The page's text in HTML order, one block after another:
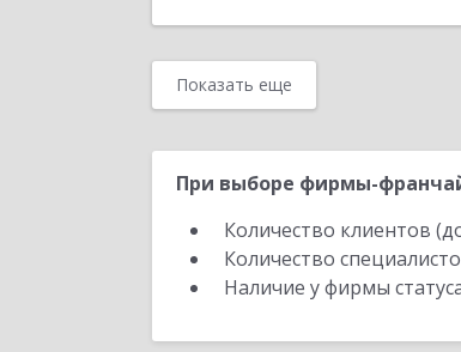
Показать еще
При выборе фирмы-
Количество клиентов
Количество
Наличие у фирмы